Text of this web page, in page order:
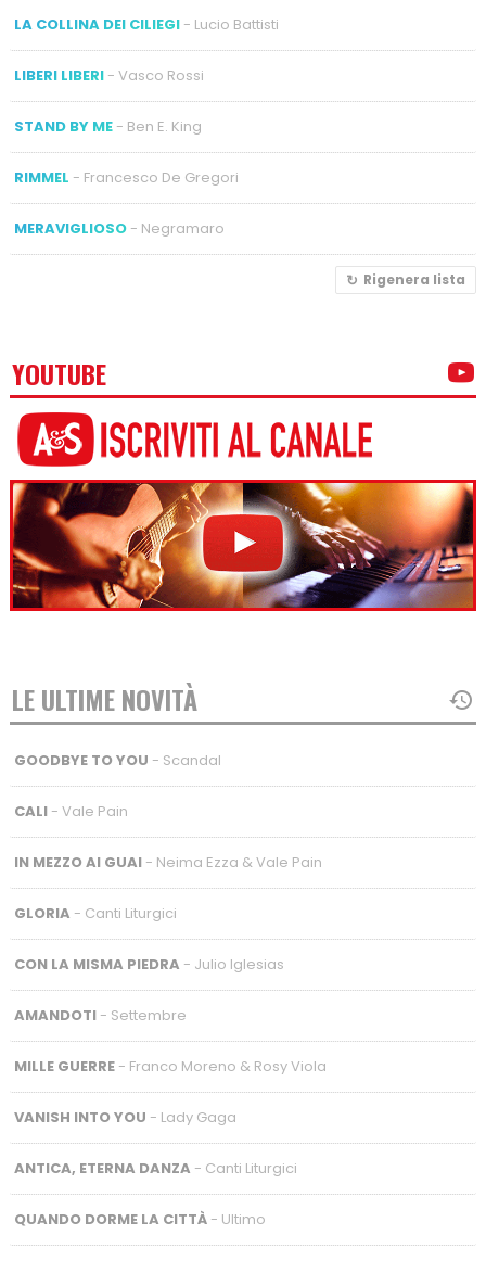
LA COLLINA DEI CILIEGI- Lucio Battisti
LIBERI LIBERI- Vasco Rossi
STAND BY ME- Ben E. King
RIMMEL - Francesco De Gregori
MERAVIGLIOSO- Negramaro
Rigenera lista
YOUTUBE
LE ULTIME NOVITÀ
GOODBYE TO YOU - Scandal
CALI- Vale Pain
IN MEZZO AI GUAI- Neima Ezza & Vale Pain
GLORIA - Canti Liturgici
CON LA MISMA PIEDRA - Julio Iglesias
AMANDOTI- Settembre
MILLE GUERRE- Franco Moreno & Rosy Viola
VANISH INTO YOU - Lady Gaga
ANTICA, ETERNA DANZA - Canti Liturgici
QUANDO DORME LA CITTÀ- Ultimo